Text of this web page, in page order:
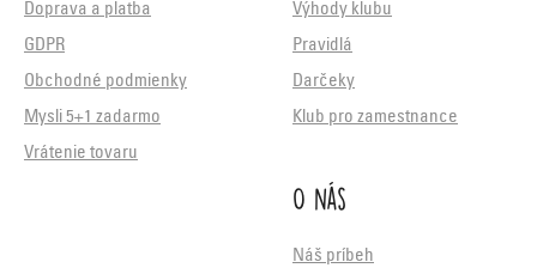
Doprava a platba
GDPR
Obchodné podmienky
Mysli 5+1 zadarmo
Vrátenie tovaru
Výhody klubu
Pravidlá
Darčeky
Klub pro zamestnance
O nás
Náš príbeh